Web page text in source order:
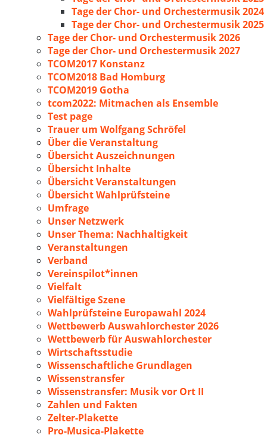
Tage der Chor- und Orchestermusik 2024
Tage der Chor- und Orchestermusik 2025
Tage der Chor- und Orchestermusik 2026
Tage der Chor- und Orchestermusik 2027
TCOM2017 Konstanz
TCOM2018 Bad Homburg
TCOM2019 Gotha
tcom2022: Mitmachen als Ensemble
Test page
Trauer um Wolfgang Schröfel
Über die Veranstaltung
Übersicht Auszeichnungen
Übersicht Inhalte
Übersicht Veranstaltungen
Übersicht Wahlprüfsteine
Umfrage
Unser Netzwerk
Unser Thema: Nachhaltigkeit
Veranstaltungen
Verband
Vereinspilot*innen
Vielfalt
Vielfältige Szene
Wahlprüfsteine Europawahl 2024
Wettbewerb Auswahlorchester 2026
Wettbewerb für Auswahlorchester
Wirtschaftsstudie
Wissenschaftliche Grundlagen
Wissenstransfer
Wissenstransfer: Musik vor Ort II
Zahlen und Fakten
Zelter-Plakette
Pro-Musica-Plakette